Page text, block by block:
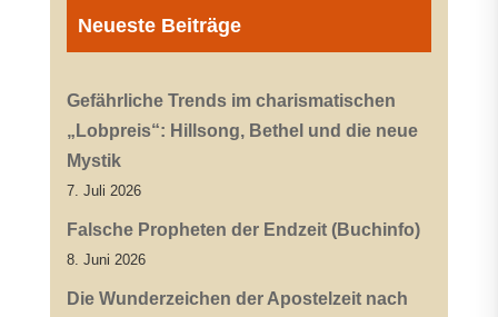
Neueste Beiträge
Gefährliche Trends im charismatischen
„Lobpreis“: Hillsong, Bethel und die neue
Mystik
7. Juli 2026
Falsche Propheten der Endzeit (Buchinfo)
8. Juni 2026
Die Wunderzeichen der Apostelzeit nach